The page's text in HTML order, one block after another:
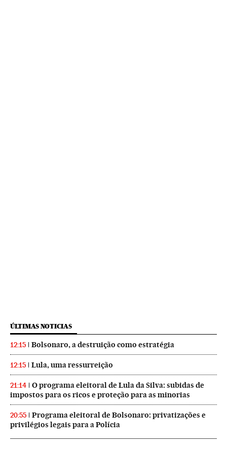
ÚLTIMAS NOTICIAS
12:15 Bolsonaro, a destruição como estratégia
12:15 Lula, uma ressurreição
21:14
O programa eleitoral de Lula da Silva: subidas de
impostos para os ricos e proteção para as minorias
20:55
Programa eleitoral de Bolsonaro: privatizações e
privilégios legais para a Polícia